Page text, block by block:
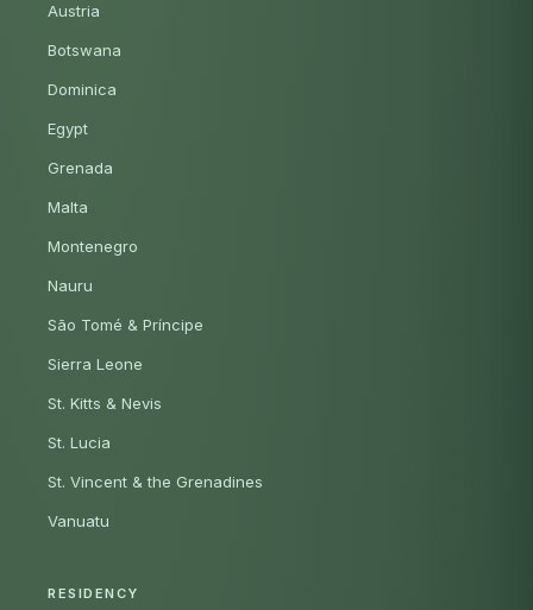
Austria
Botswana
Dominica
Egypt
Grenada
Malta
Montenegro
Nauru
São Tomé & Príncipe
Sierra Leone
St. Kitts & Nevis
St. Lucia
St. Vincent & the Grenadines
Vanuatu
RESIDENCY